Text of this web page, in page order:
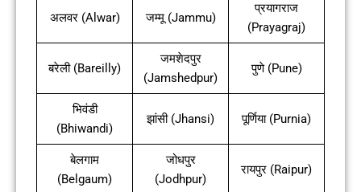
अलवर (Alwar) जम्मू (Jammu)
प्रयागराज
(Prayagraj)
बरेली (Bareilly)
जमशेदपुर
(Jamshedpur)
पुणे (Pune)
भिवंडी
(Bhiwandi)
झांसी (Jhansi) पूर्णिया (Purnia)
बेलगाम
(Belgaum)
जोधपुर
(Jodhpur)
रायपुर (Raipur)